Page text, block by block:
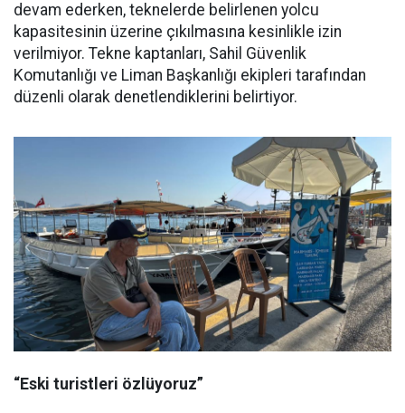
devam ederken, teknelerde belirlenen yolcu
kapasitesinin üzerine çıkılmasına kesinlikle izin
verilmiyor. Tekne kaptanları, Sahil Güvenlik
Komutanlığı ve Liman Başkanlığı ekipleri tarafından
düzenli olarak denetlendiklerini belirtiyor.
“Eski turistleri özlüyoruz”